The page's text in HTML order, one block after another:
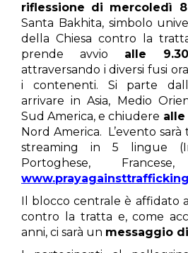
riflessione di mercoledì
Santa Bakhita, simbolo
della Chiesa contro la
prende avvio alle
attraversando i diversi fusi
i contenenti. Si parte
arrivare in Asia, Medio
Sud America, e chiudere alle
Nord America. L’evento sarà
streaming in 5 lingue
Portoghese,
Il blocco centrale è affidato
contro la tratta e, come
anni, ci sarà un messaggio